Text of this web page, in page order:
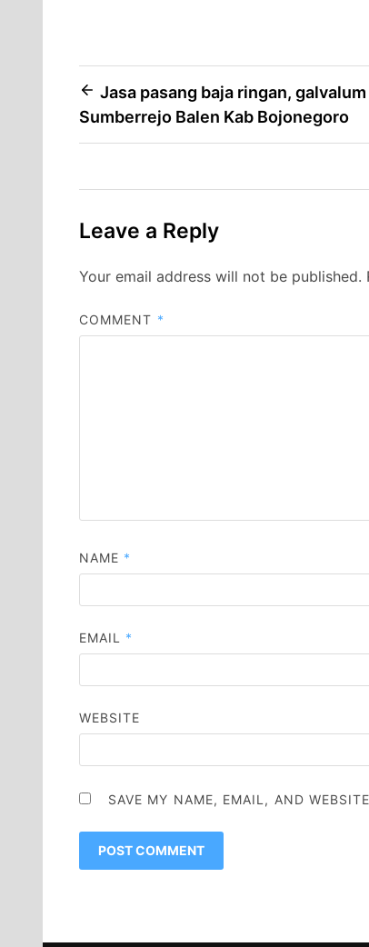
Post
navigation
Jasa pasang baja ringan, galvalum
Sumberrejo Balen Kab Bojonegoro
Leave a Reply
Your email address will not be published.
COMMENT *
NAME *
EMAIL *
WEBSITE
SAVE MY NAME, EMAIL, AND